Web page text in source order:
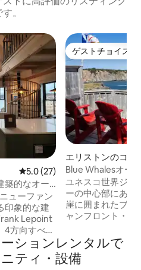
。
。
レビュー27件、5つ星中5.0つ
5.0 (27)
築的なオー
ューファン
印象的な建
Lepoint
4方向すべて
囲まれたこ
ント灯台の
ティ湾の
ゲストチョイス
ゲストチョイス
エリストンのコテ
Blue Whalesオー
- スピラーズコー
ド・ラブラドール
ユネスコ世界ジオ
ーの中心部にある
崖に囲まれたブル
ャンフロント・コ
ます。この快適
1つのコテージは
ドベンチャー、そ
ションレンタルで
ティ・設備